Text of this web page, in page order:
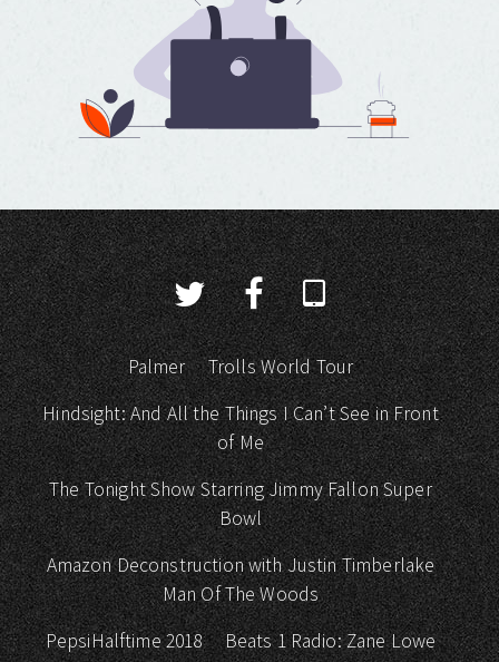
Palmer
Trolls World Tour
Hindsight: And All the Things I Can’t See in Front
of Me
The Tonight Show Starring Jimmy Fallon Super
Bowl
Amazon Deconstruction with Justin Timberlake
Man Of The Woods
PepsiHalftime 2018
Beats 1 Radio: Zane Lowe